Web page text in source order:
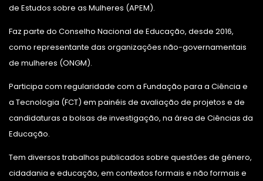
de Estudos sobre as Mulheres (APEM).
Faz parte do Conselho Nacional de Educação, desde 2016,
como representante das organizações não-governamentais
de mulheres (ONGM).
Participa com regularidade com a Fundação para a Ciência e
a Tecnologia (FCT) em painéis de avaliação de projetos e de
candidaturas a bolsas de investigação, na área de Ciências da
Educação.
Tem diversos trabalhos publicados sobre questões de género,
cidadania e educação, em contextos formais e não formais e